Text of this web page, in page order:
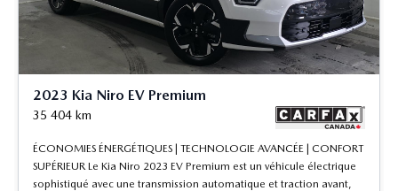
2023 Kia Niro EV Premium
35 404 km
ÉCONOMIES ÉNERGÉTIQUES | TECHNOLOGIE AVANCÉE | CONFORT
SUPÉRIEUR Le Kia Niro 2023 EV Premium est un véhicule électrique
sophistiqué avec une transmission automatique et traction avant,